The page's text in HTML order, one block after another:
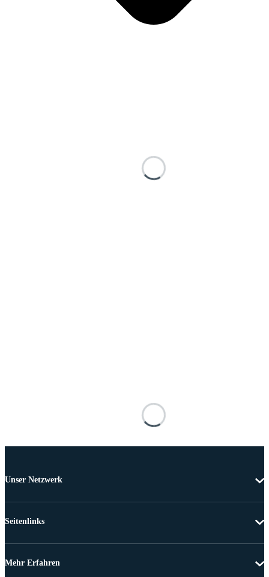
Unser Netzwerk
Seitenlinks
Mehr Erfahren